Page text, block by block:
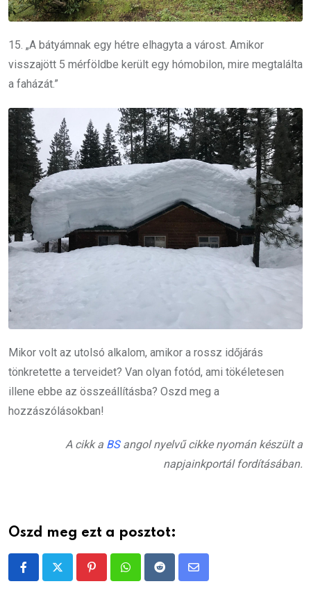
15. „A bátyámnak egy hétre elhagyta a várost. Amikor
visszajött 5 mérföldbe került egy hómobilon, mire megtalálta
a faházát.”
Mikor volt az utolsó alkalom, amikor a rossz időjárás
tönkretette a terveidet? Van olyan fotód, ami tökéletesen
illene ebbe az összeállításba? Oszd meg a
hozzászólásokban!
A cikk a BSangol nyelvű cikke nyomán készült a
napjainkportál fordításában.
Oszd meg ezt a posztot:
PinterestWhatsappRedditShare